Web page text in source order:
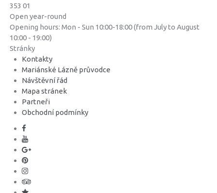
353 01
Open year-round
Opening hours: Mon - Sun 10:00-18:00 (from July to August
10:00 - 19:00)
Stránky
Kontakty
Mariánské Lázně průvodce
Návštěvní řád
Mapa stránek
Partneři
Obchodní podmínky